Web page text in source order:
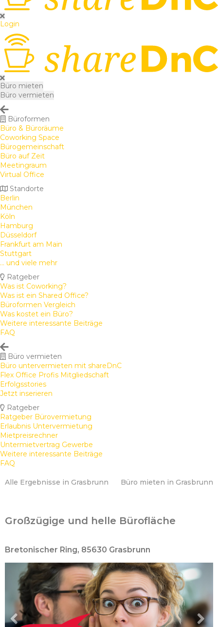
Login
Büro mieten
Büro vermieten
Büroformen
Büro & Büroräume
Coworking Space
Bürogemeinschaft
Büro auf Zeit
Meetingraum
Virtual Office
Standorte
Berlin
München
Köln
Hamburg
Düsseldorf
Frankfurt am Main
Stuttgart
... und viele mehr
Ratgeber
Was ist Coworking?
Was ist ein Shared Office?
Büroformen Vergleich
Was kostet ein Büro?
Weitere interessante Beiträge
FAQ
Büro vermieten
Büro untervermieten mit shareDnC
Flex Office Profis Mitgliedschaft
Erfolgsstories
Jetzt inserieren
Ratgeber
Ratgeber Bürovermietung
Erlaubnis Untervermietung
Mietpreisrechner
Untermietvertrag Gewerbe
Weitere interessante Beiträge
FAQ
Alle Ergebnisse in Grasbrunn Büro mieten in Grasbrunn
Großzügige und helle Bürofläche
Bretonischer Ring, 85630 Grasbrunn